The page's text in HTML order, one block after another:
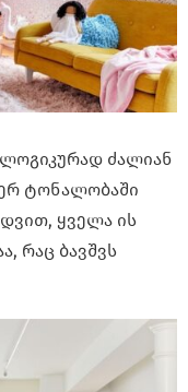
ლოგიკურად ძალიან
ტონალობაში
ყველა ის
რაც ბავშვს